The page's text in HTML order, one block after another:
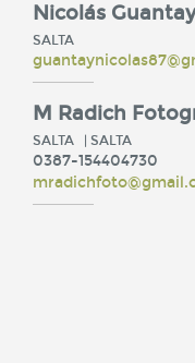
Nicolás Guantay
SALTA
M Radich
SALTA | SALTA
0387-154404730